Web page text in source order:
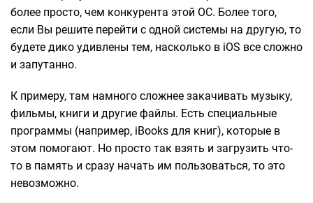
более просто, чем конкурента этой ОС. Более того,
если Вы решите перейти с одной системы на другую, то
будете дико удивлены тем, насколько в iOS все сложно
и запутанно.
К примеру, там намного сложнее закачивать музыку,
фильмы, книги и другие файлы. Есть специальные
программы (например, iBooks для книг), которые в
этом помогают. Но просто так взять и загрузить что-
то в память и сразу начать им пользоваться, то это
невозможно.